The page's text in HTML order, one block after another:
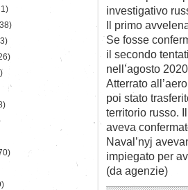
investigativo
Il primo
Se fosse
il secondo
nell’agosto
Atterrato
poi stato
territorio russo.
aveva
Naval’nyj
impiegato per
(da agenzie)